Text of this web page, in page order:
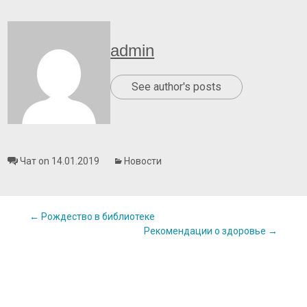
admin
See author's posts
Чат on 14.01.2019 Новости
Post
← Рождество в библиотеке
Рекомендации о здоровье →